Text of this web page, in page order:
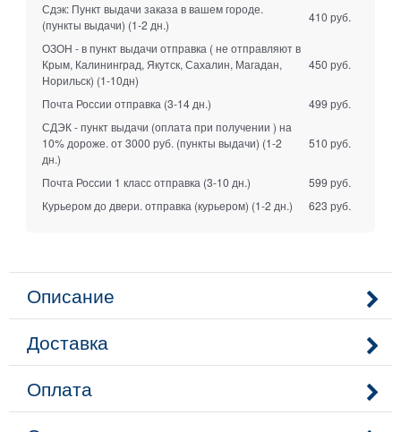
Сдэк: Пункт выдачи заказа в вашем городе.
(пункты выдачи) (1-2 дн.)
410 руб.
ОЗОН - в пункт выдачи отправка ( не отправляют в
Крым, Калининград, Якутск, Сахалин, Магадан,
Норильск) (1-10дн)
450 руб.
Почта России отправка (3-14 дн.)
499 руб.
СДЭК - пункт выдачи (оплата при получении ) на
10% дороже. от 3000 руб. (пункты выдачи) (1-2
дн.)
510 руб.
Почта России 1 класс отправка (3-10 дн.)
599 руб.
Курьером до двери. отправка (курьером) (1-2 дн.) 623 руб.
Описание
Доставка
Оплата